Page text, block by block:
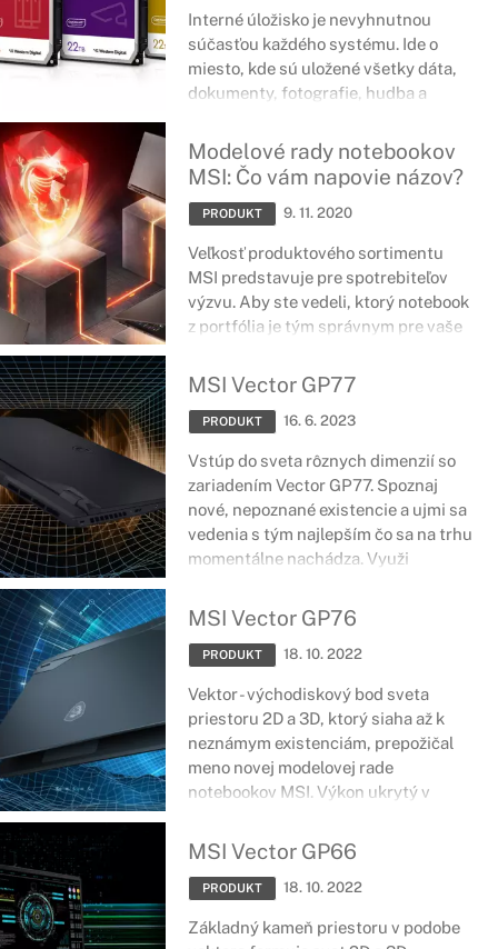
Interné úložisko je nevyhnutnou
súčasťou každého systému. Ide o
miesto, kde sú uložené všetky dáta,
dokumenty, fotografie, hudba a
na ňom nachádzajú aplikácie,
programy či operačný systém. V
prípade interných diskov svetového
lídra v oblasti digitálnych úložných
jednoducho identifikovať funkcie
jednotlivých modelových rád podľa
farby.
Modelové rady notebookov
MSI: Čo vám napovie názov?
PRODUKT 9. 11. 2020
Veľkosť produktového sortimentu
MSI predstavuje pre spotrebiteľov
výzvu. Aby ste vedeli, ktorý notebook
z portfólia je tým správnym pre vaše
modelových rád, ktorý vám pomôže
notebookov od MSI.
MSI Vector GP77
PRODUKT 16. 6. 2023
Vstúp do sveta rôznych dimenzií so
zariadením Vector GP77. Spoznaj
nové, nepoznané existencie a ujmi sa
vedenia s tým najlepším čo sa na trhu
momentálne nachádza. Využi
bez obáv zo súperov.
MSI Vector GP76
PRODUKT 18. 10. 2022
Vektor - východiskový bod sveta
priestoru 2D a 3D, ktorý siaha až k
neznámym existenciám, prepožičal
meno novej modelovej rade
notebookov MSI. Výkon ukrytý v
sa veľmi rýchlo predstaví bez ohľadu
na dimenziu, v ktorej sa práve
nachádzate.
MSI Vector GP66
PRODUKT 18. 10. 2022
Základný kameň priestoru v podobe